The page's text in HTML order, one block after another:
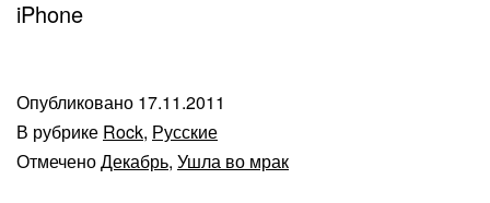
iPhone
Опубликовано 17.11.2011
В рубрике Rock, Русские
ОтмеченоДекабрь, Ушла во мрак